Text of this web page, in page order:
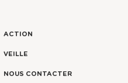
ACTION
VEILLE
NOUS CONTACTER